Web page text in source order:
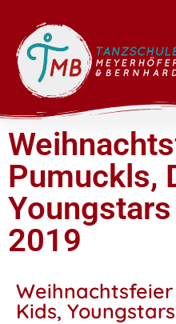
Pumuckls,
2019
Weihnachtsfeier
Kids,